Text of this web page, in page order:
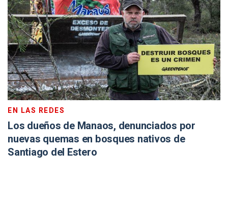
EN LAS REDES
Los dueños de Manaos, denunciados por
nuevas quemas en bosques nativos de
Santiago del Estero